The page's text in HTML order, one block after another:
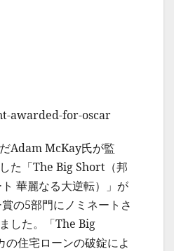
Adam McKay氏が監
た「The Big Short（邦
華麗なる大逆転）」が
の5部門にノミネートさ
した。「The Big
住宅ローンの破錠によ